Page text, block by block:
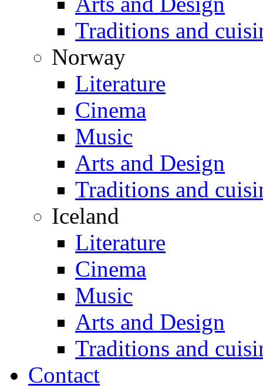
Traditions and
Norway
Literature
Cinema
Music
Arts and Design
Traditions and
Iceland
Literature
Cinema
Music
Arts and Design
Traditions and
Contact